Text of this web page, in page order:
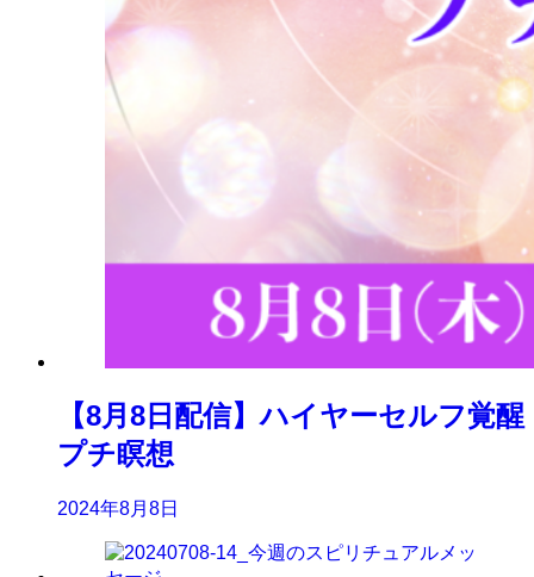
【8月8日配信】ハイヤーセルフ覚醒
プチ瞑想
2024年8月8日